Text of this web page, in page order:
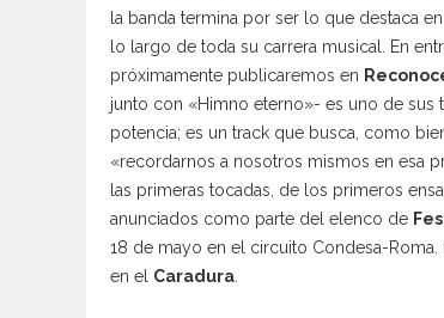
la banda termina por ser lo que destaca
lo largo de toda su carrera musical. En
próximamente publicaremos en
junto con «Himno eterno»- es uno de sus
potencia; es un track que busca, como
«recordarnos a nosotros mismos en esa
las primeras tocadas, de los primeros
anunciados como parte del elenco de
18 de mayo en el circuito Condesa-Roma.
en el Caradura